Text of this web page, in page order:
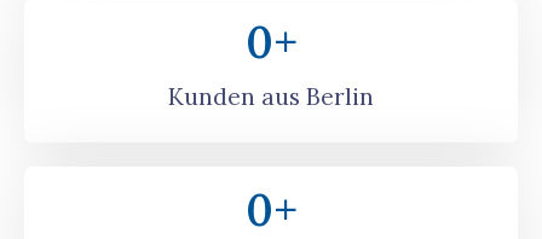
Kunden aus Berlin
0+
0+